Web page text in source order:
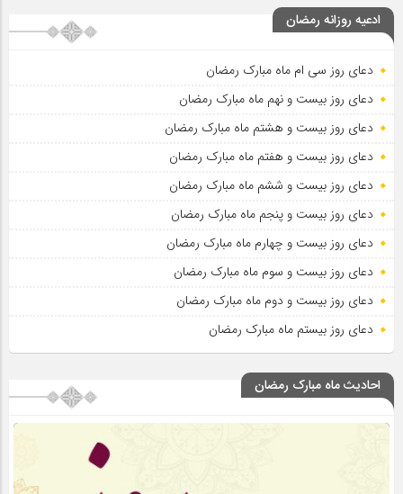
ادعیه روزانه رمضان
دعای روز سی ام ماه مبارک رمضان
دعای روز بیست و نهم ماه مبارک رمضان
دعای روز بیست و هشتم ماه مبارک رمضان
دعای روز بیست و هفتم ماه مبارک رمضان
دعای روز بیست و ششم ماه مبارک رمضان
دعای روز بیست و پنجم ماه مبارک رمضان
دعای روز بیست و چهارم ماه مبارک رمضان
دعای روز بیست و سوم ماه مبارک رمضان
دعای روز بیست و دوم ماه مبارک رمضان
دعای روز بیستم ماه مبارک رمضان
احادیث ماه مبارک رمضان